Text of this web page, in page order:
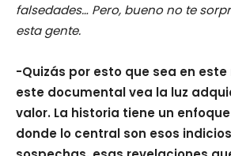
falsedades… Pero, bueno no te
esta gente.
-Quizás por esto que sea en
este documental vea la luz
valor. La historia tiene un
donde lo central son esos